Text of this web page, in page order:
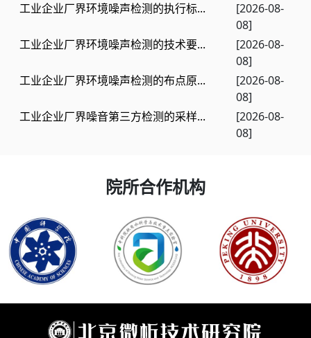
工业企业厂界环境噪声检测的执行标...
[2026-08-
08]
工业企业厂界环境噪声检测的技术要...
[2026-08-
08]
工业企业厂界环境噪声检测的布点原...
[2026-08-
08]
工业企业厂界噪音第三方检测的采样...
[2026-08-
08]
院所合作机构